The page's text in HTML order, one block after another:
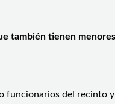
también tienen
funcionarios del recinto